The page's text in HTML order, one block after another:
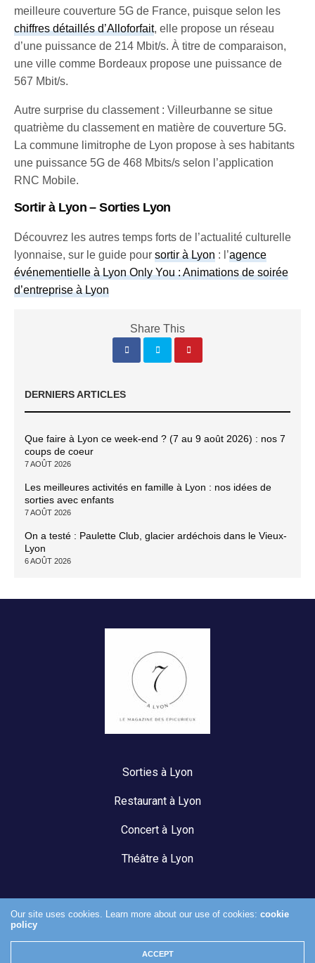
meilleure couverture 5G de France, puisque selon les
chiffres détaillés d’Alloforfait, elle propose un réseau
d’une puissance de 214 Mbit/s. À titre de comparaison,
une ville comme Bordeaux propose une puissance de
567 Mbit/s.
Autre surprise du classement : Villeurbanne se situe
quatrième du classement en matière de couverture 5G.
La commune limitrophe de Lyon propose à ses habitants
une puissance 5G de 468 Mbits/s selon l’application
RNC Mobile.
Sortir à Lyon – Sorties Lyon
Découvrez les autres temps forts de l’actualité culturelle
lyonnaise, sur le guide poursortir à Lyon : l’agence
événementielle à Lyon Only You : Animations de soirée
d’entreprise à Lyon
Share This
DERNIERS ARTICLES
Que faire à Lyon ce week-end ? (7 au 9 août 2026) : nos 7
coups de coeur
7 AOÛT 2026
Les meilleures activités en famille à Lyon : nos idées de
sorties avec enfants
7 AOÛT 2026
On a testé : Paulette Club, glacier ardéchois dans le Vieux-
Lyon
6 AOÛT 2026
Sorties à Lyon
Restaurant à Lyon
Concert à Lyon
Théâtre à Lyon
Mentions légales
Our site uses cookies. Learn more about our use of cookies:cookie
policy
ACCEPT